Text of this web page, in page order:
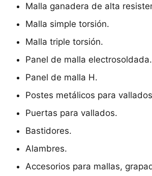
Malla ganadera de alta
Malla simple torsión.
Malla triple torsión.
Panel de malla electrosoldada.
Panel de malla H.
Postes metálicos para
Puertas para vallados.
Bastidores.
Alambres.
Accesorios para mallas,